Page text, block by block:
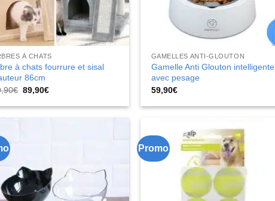
À CHATS
à chats fourrure et sisal
86cm
€ Le
prix
initial
89,90€Le
actuel
GAMELLES ANTI-GLOUTON
Gamelle Anti Glouton intelligente
avec pesage
59,90€
Promo